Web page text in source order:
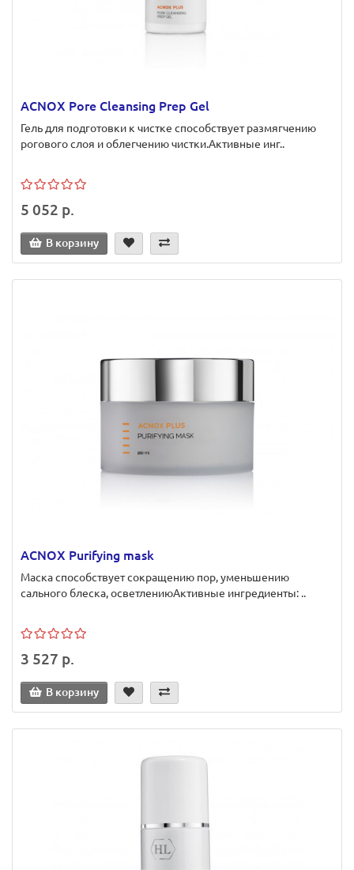
ACNOX Pore Cleansing Prep Gel
Гель для подготовки к чистке способствует размягчению
рогового слоя и облегчению чистки.Активные инг..
5 052 р.
В корзину
ACNOX Purifying mask
Маска способствует сокращению пор, уменьшению
сального блеска, осветлениюАктивные ингредиенты: ..
3 527 р.
В корзину